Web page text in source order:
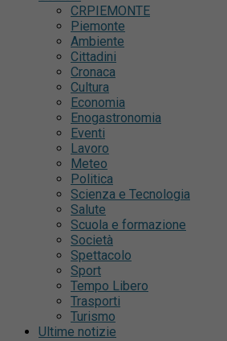
CRPIEMONTE
Piemonte
Ambiente
Cittadini
Cronaca
Cultura
Economia
Enogastronomia
Eventi
Lavoro
Meteo
Politica
Scienza e Tecnologia
Salute
Scuola e formazione
Società
Spettacolo
Sport
Tempo Libero
Trasporti
Turismo
Ultime notizie